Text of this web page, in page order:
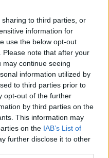
to third parties, or
information for
use the below opt-out
note that after your
continue seeing
information utilized by
to third parties prior to
opt-out of the further
by third parties on the
This information may
on the IAB’s List of
further disclose it to other